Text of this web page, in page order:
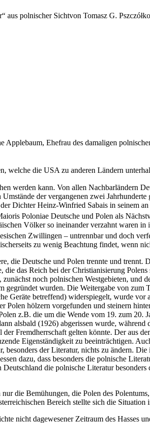
polnischer Sichtvon Tomasz G.
Applebaum, Ehefrau des damaligen
welche die USA zu anderen Ländern
werden kann. Von allen Nachbarländern
der vergangenen zwei
Dichter Heinz-Winfried Sabais in seinem
Poloniae Deutsche und Polen als
Völker so ineinander verzahnt waren
Zwillingen – untrennbar und doch
zu wenig Beachtung findet, wenn
die Deutsche und Polen trennte und trennt.
das Reich bei der Christianisierung
noch polnischen Westgebieten, und
gegründet wurden. Die Weitergabe von
Geräte betreffend) widerspiegelt, wurde
Polen hölzern vorgefunden und steinern
z.B. die um die Wende vom 19. zum 20.
alsbald (1926) abgerissen wurde,
der Fremdherrschaft gelten könnte. Der aus
Eigenständigkeit zu beeinträchtigen.
besonders der Literatur, nichts zu ändern.
dazu, dass besonders die polnische
die polnische Literatur
die Bemühungen, die Polen des
Bereich stellte sich die Situation
nicht dagewesener Zeitraum des Hasses